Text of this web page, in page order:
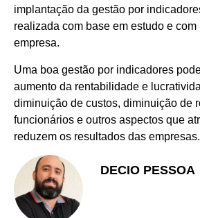
implantação da gestão por
realizada com base em estudo e com
empresa.
Uma boa gestão por indicadores
aumento da rentabilidade e
diminuição de custos, diminuição de
funcionários e outros aspectos que
reduzem os resultados das empresas.
DECIO PESSOA